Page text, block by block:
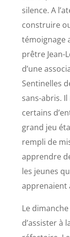
silence. A
construire
témoignage
prêtre Jean-
d’une
Sentinelles
sans-abris.
certains
grand jeu
rempli de
apprendre
les jeunes
apprenaient
Le
d’assister à